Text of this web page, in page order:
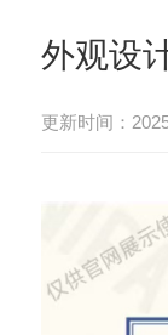
外观设
更新时间：